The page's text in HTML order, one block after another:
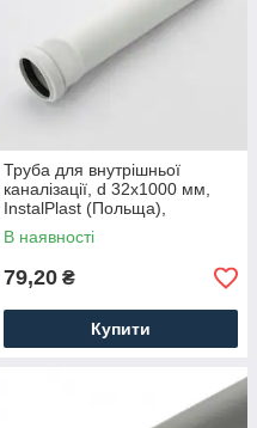
Труба для внутрішньої
каналізації, d 32x1000 мм,
InstalPlast (Польща),
поліпропіленова
В наявності
79,20 ₴
Купити